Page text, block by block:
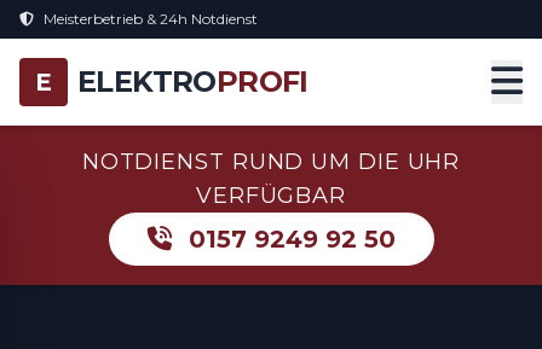
Meisterbetrieb & 24h Notdienst
E ELEKTROPROFI
NOTDIENST RUND UM DIE UHR
VERFÜGBAR
0157 9249 92 50